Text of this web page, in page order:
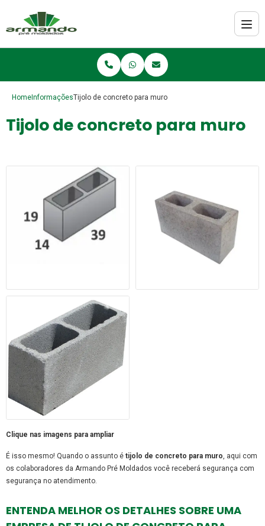
Home InformaçõesTijolo de concreto para muro
Tijolo de concreto para muro
Clique nas imagens para ampliar
É isso mesmo! Quando o assunto é tijolo de concreto para muro, aqui com
os colaboradores da Armando Pré Moldados você receberá segurança com
segurança no atendimento.
ENTENDA MELHOR OS DETALHES SOBRE UMA